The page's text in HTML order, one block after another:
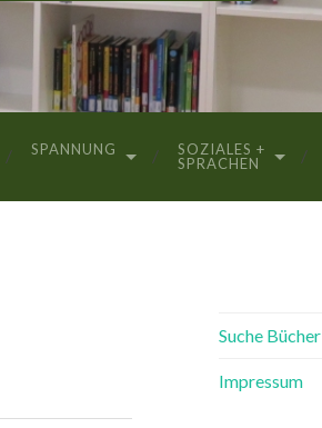
SPANNUNG
SOZIALES +
SPRACHEN
Suche Bücher
Impressum